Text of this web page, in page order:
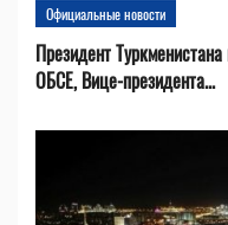
Официальные новости
Президент
ОБСЕ, Вице-президента...